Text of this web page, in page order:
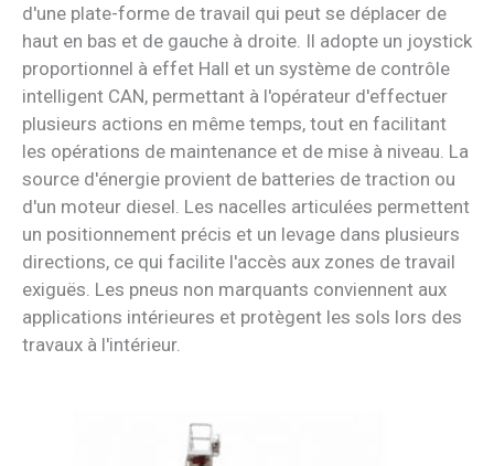
d'une plate-forme de travail qui peut se déplacer de
haut en bas et de gauche à droite. Il adopte un joystick
proportionnel à effet Hall et un système de contrôle
intelligent CAN, permettant à l'opérateur d'effectuer
plusieurs actions en même temps, tout en facilitant
les opérations de maintenance et de mise à niveau. La
source d'énergie provient de batteries de traction ou
d'un moteur diesel. Les nacelles articulées permettent
un positionnement précis et un levage dans plusieurs
directions, ce qui facilite l'accès aux zones de travail
exiguës. Les pneus non marquants conviennent aux
applications intérieures et protègent les sols lors des
travaux à l'intérieur.